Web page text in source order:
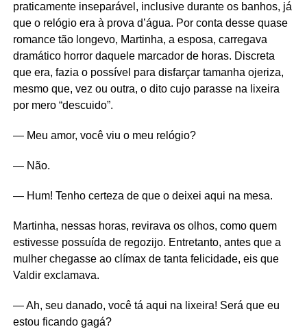
praticamente inseparável, inclusive durante os banhos, já
que o relógio era à prova d’água. Por conta desse quase
romance tão longevo, Martinha, a esposa, carregava
dramático horror daquele marcador de horas. Discreta
que era, fazia o possível para disfarçar tamanha ojeriza,
mesmo que, vez ou outra, o dito cujo parasse na lixeira
por mero “descuido”.
— Meu amor, você viu o meu relógio?
— Não.
— Hum! Tenho certeza de que o deixei aqui na mesa.
Martinha, nessas horas, revirava os olhos, como quem
estivesse possuída de regozijo. Entretanto, antes que a
mulher chegasse ao clímax de tanta felicidade, eis que
Valdir exclamava.
— Ah, seu danado, você tá aqui na lixeira! Será que eu
estou ficando gagá?